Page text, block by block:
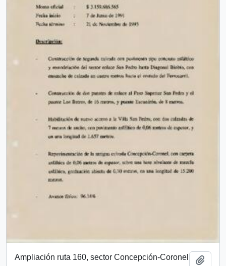
Ampliación ruta 160, sector Concepción-Coronel